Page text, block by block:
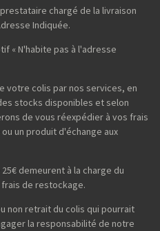
chargé de la livraison
Indiquée.
« N'habite pas à l'adresse
votre colis par nos services, en
stocks disponibles et selon
de vous réexpédier à vos frais
un produit d'échange aux
demeurent à la charge du
de restockage.
non retrait du colis qui pourrait
la responsabilité de notre